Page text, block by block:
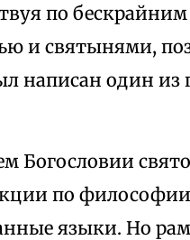
по
и святынями,
написан один
Богословии
по
языки. Но